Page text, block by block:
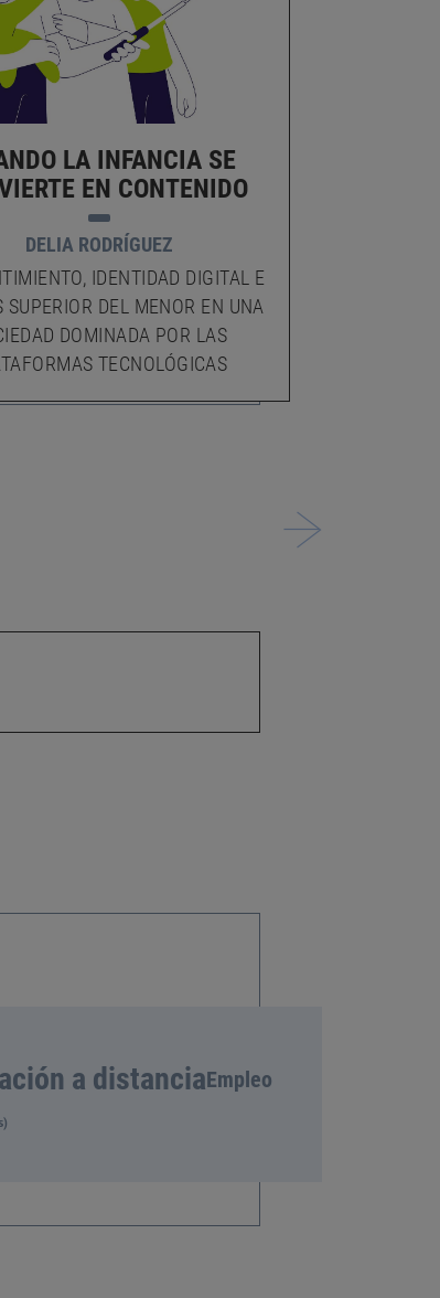
LA INFANCIA SE
EN CONTENIDO
DELIA RODRÍGUEZ
IDENTIDAD DIGITAL E
SUPERIOR DEL MENOR EN UNA
DOMINADA POR LAS
TECNOLÓGICAS
a distanciaEmpleo